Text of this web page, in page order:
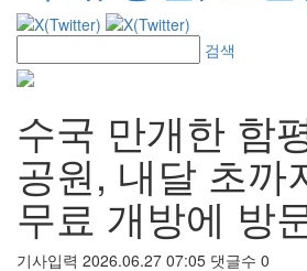
검색
수국 만개한 함
공원, 내달 초
무료 개방에 방
기사입력 2026.06.27 07:05 댓글수 0